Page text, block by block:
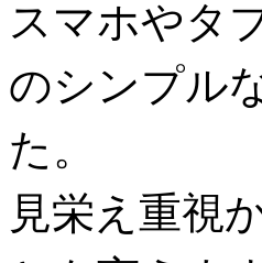
スマホやタ
のシンプル
た。
見栄え重視